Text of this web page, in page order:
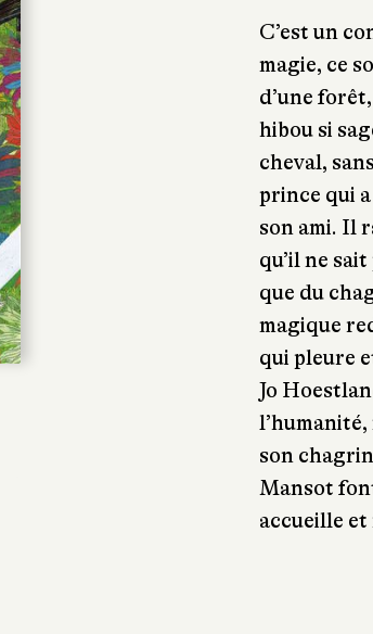
C’est un
magie, ce
d’une
hibou si
cheval,
prince qui
son ami. Il
qu’il ne
que du
magique
qui pleure
Jo
son
Mansot
accueille et